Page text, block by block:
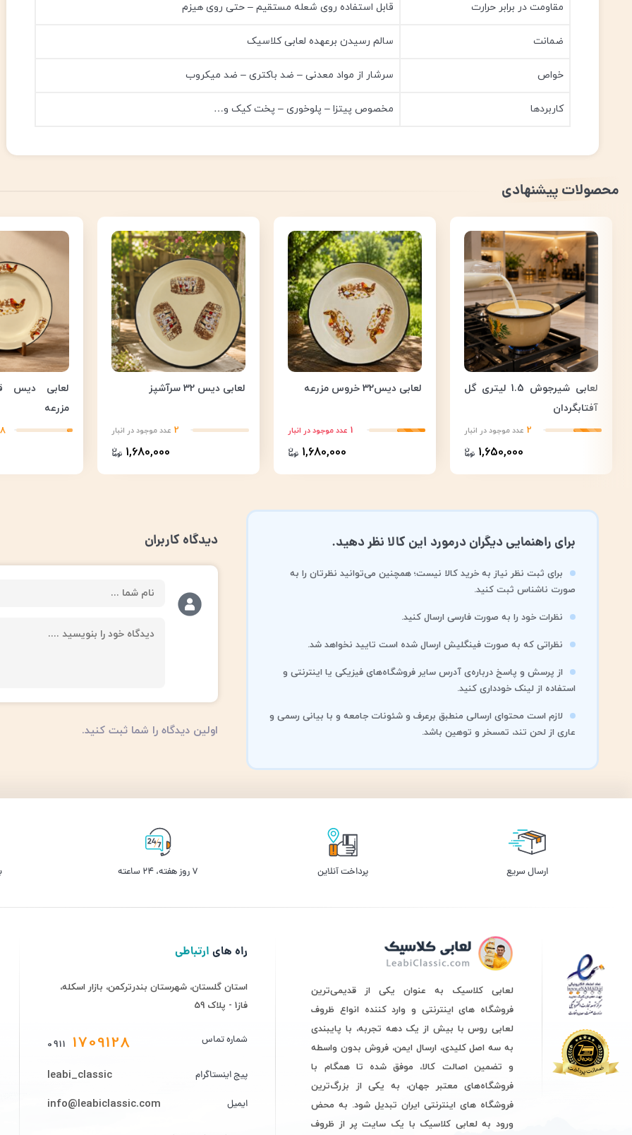
مقاومت در برابر حرارت قابل استفاده روی شعله مستقیم – حتی روی هیزم
ضمانت سالم رسیدن برعهده لعابی کلاسیک
خواص سرشار از مواد معدنی – ضد باکتری – ضد میکروب
کاربردها مخصوص پیتزا – پلوخوری – پخت کیک و…
محصولات پیشنهادی
2 عدد موجود در انبار
لعابی شیرجوش 1.5 لیتری گل
آفتابگردان
1,650,000
1 عدد موجود در انبار
لعابی دیس32 خروس مزرعه
1,680,000
2 عدد موجود در انبار
لعابی دیس 32 سرآشپز
1,680,000
مزرعه
برای راهنمایی دیگران درمورد این کالا نظر دهید.
برای ثبت نظر نیاز به خرید کالا نیست؛ همچنین می‌توانید نظرتان را به
صورت ناشناس ثبت کنید.
نظرات خود را به صورت فارسی ارسال کنید.
نظراتی که به صورت فینگلیش ارسال شده است تایید نخواهد شد.
از پرسش و پاسخ درباره‌ی آدرس سایر فروشگاه‌های فیزیکی یا اینترنتی و
استفاده از لینک خودداری کنید.
لازم است محتوای ارسالی منطبق برعرف و شئونات جامعه و با بیانی رسمی و
عاری از لحن تند، تمسخر و توهین باشد.
دیدگاه کاربران
اولین دیدگاه را شما ثبت کنید.
ارسال سریع پرداخت آنلاین ۷ روز ﻫﻔﺘﻪ، ۲۴ ﺳﺎﻋﺘﻪ
لعابی کلاسیک به عنوان یکی از قدیمی‌ترین
فروشگاه های اینترنتی و وارد کننده انواع ظروف
لعابی روس با بیش از یک دهه تجربه، با پایبندی
به سه اصل کلیدی، ارسال ایمن، فروش بدون واسطه
و تضمین اصالت کالا، موفق شده تا همگام با
فروشگاه‌های معتبر جهان، به یکی از بزرگ‌ترین
فروشگاه های اینترنتی ایران تبدیل شود. به محض
ورود به لعابی کلاسیک با یک سایت پر از ظروف
راه هایارتباطی
استان گلستان، شهرستان بندرترکمن، بازار اسکله،
فاز1 - پلاک 59
شماره تماس 0911 1709128
پیج اینستاگرام leabi_classic
ایمیل info@leabiclassic.com